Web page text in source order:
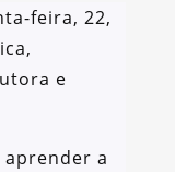
feira, 22,
e
a